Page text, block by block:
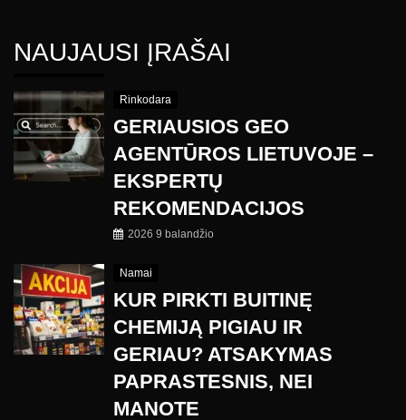
NAUJAUSI ĮRAŠAI
Rinkodara
GERIAUSIOS GEO
AGENTŪROS LIETUVOJE –
EKSPERTŲ
REKOMENDACIJOS
2026 9 balandžio
Namai
KUR PIRKTI BUITINĘ
CHEMIJĄ PIGIAU IR
GERIAU? ATSAKYMAS
PAPRASTESNIS, NEI
MANOTE